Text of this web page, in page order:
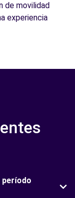
de movilidad
experiencia
período